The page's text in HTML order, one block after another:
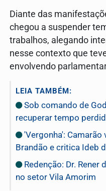
Diante das
chegou a suspender
trabalhos, alegando
nesse contexto que
envolvendo
LEIA TAMBÉM:
Sob comando de
recuperar tempo
'Vergonha': Camarão
Brandão e critica Ideb
Redenção: Dr. Rener
no setor Vila Amorim